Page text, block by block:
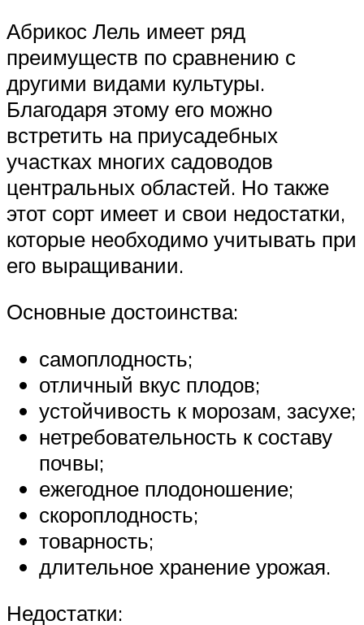
Абрикос Лель имеет ряд
преимуществ по сравнению с
другими видами культуры.
Благодаря этому его можно
встретить на приусадебных
участках многих садоводов
центральных областей. Но также
этот сорт имеет и свои недостатки,
которые необходимо учитывать при
его выращивании.
Основные достоинства:
самоплодность;
отличный вкус плодов;
устойчивость к морозам, засухе;
нетребовательность к составу
почвы;
ежегодное плодоношение;
скороплодность;
товарность;
длительное хранение урожая.
Недостатки: